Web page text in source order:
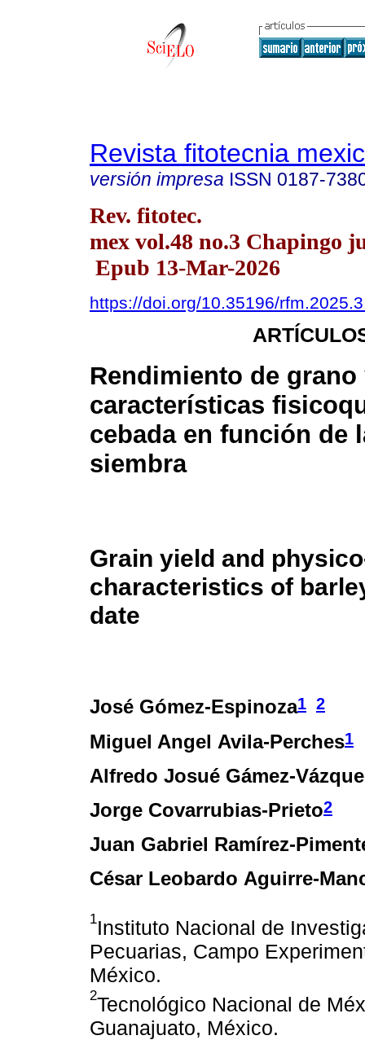
Revista fitotecnia
versión impresa ISSN 0187-
Rev. fitotec.
mex vol.48 no.3 Chapingo
Epub 13-Mar-2026
https://doi.org/10.35196/
Rendimiento de grano
características
cebada en función de
siembra
Grain yield and
characteristics of
date
José Gómez-Espinoza1 2
Miguel Angel Avila-Perches1
Alfredo Josué Gámez-
Jorge Covarrubias-Prieto2
Juan Gabriel Ramírez-
César Leobardo Aguirre-
1Instituto Nacional de
Pecuarias, Campo
México.
2Tecnológico Nacional de
Guanajuato, México.